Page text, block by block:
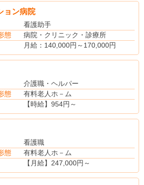
ョン病院
看護助手
態
病院・クリニック・診療所
月給：140,000円～170,000円
(別途手当)
介護職・ヘルパー
態
有料老人ホ－ム
【時給】954円～
【社会保険】完備
看護職
態
有料老人ホ－ム
【月給】247,000円～
【賞与】あり